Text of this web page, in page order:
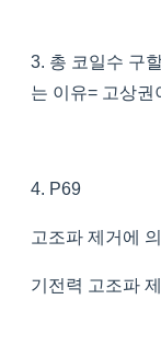
3. 총 코일수 구
는 이유= 고상
4. P69
고조파 제거에
기전력 고조파